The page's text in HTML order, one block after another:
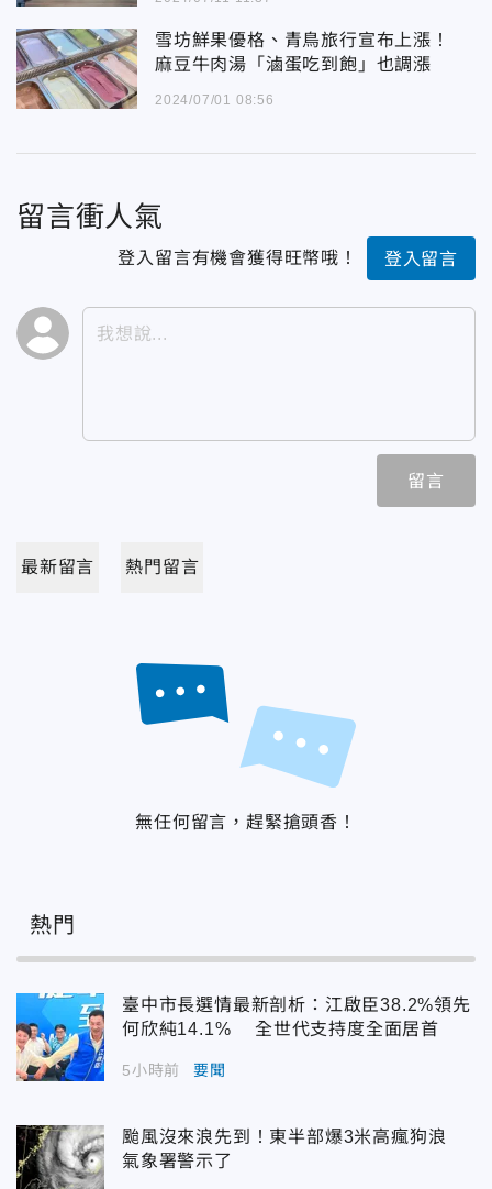
雪坊鮮果優格、青鳥旅行宣布上漲！
麻豆牛肉湯「滷蛋吃到飽」也調漲
2024/07/01 08:56
留言衝人氣
登入留言有機會獲得旺幣哦！ 登入留言
留言
最新留言 熱門留言
無任何留言，趕緊搶頭香！
熱門
臺中市長選情最新剖析：江啟臣38.2%領先
何欣純14.1% 全世代支持度全面居首
5小時前 要聞
颱風沒來浪先到！東半部爆3米高瘋狗浪
氣象署警示了